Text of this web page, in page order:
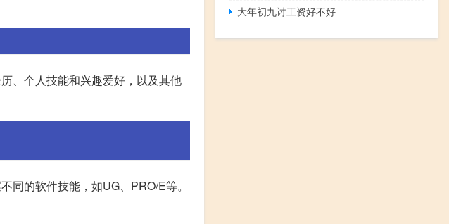
、个人技能和兴趣爱好，以及其他
同的软件技能，如UG、PRO/E等。
大年初九讨工资好不好